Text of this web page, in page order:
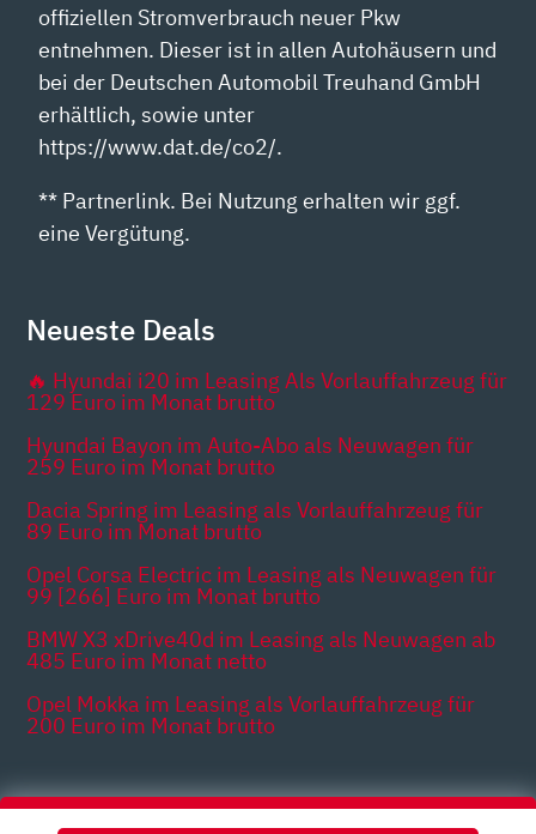
offiziellen Stromverbrauch neuer Pkw
entnehmen. Dieser ist in allen Autohäusern und
bei der Deutschen Automobil Treuhand GmbH
erhältlich, sowie unter
https://www.dat.de/co2/.
** Partnerlink. Bei Nutzung erhalten wir ggf.
eine Vergütung.
Neueste Deals
🔥 Hyundai i20 im Leasing Als Vorlauffahrzeug für
129 Euro im Monat brutto
Hyundai Bayon im Auto-Abo als Neuwagen für
259 Euro im Monat brutto
Dacia Spring im Leasing als Vorlauffahrzeug für
89 Euro im Monat brutto
Opel Corsa Electric im Leasing als Neuwagen für
99 [266] Euro im Monat brutto
BMW X3 xDrive40d im Leasing als Neuwagen ab
485 Euro im Monat netto
Opel Mokka im Leasing als Vorlauffahrzeug für
200 Euro im Monat brutto